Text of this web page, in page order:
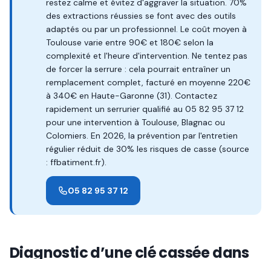
restez calme et évitez d'aggraver la situation. 70%
des extractions réussies se font avec des outils
adaptés ou par un professionnel. Le coût moyen à
Toulouse varie entre 90€ et 180€ selon la
complexité et l'heure d'intervention. Ne tentez pas
de forcer la serrure : cela pourrait entraîner un
remplacement complet, facturé en moyenne 220€
à 340€ en Haute-Garonne (31). Contactez
rapidement un serrurier qualifié au 05 82 95 37 12
pour une intervention à Toulouse, Blagnac ou
Colomiers. En 2026, la prévention par l'entretien
régulier réduit de 30% les risques de casse (source
: ffbatiment.fr).
05 82 95 37 12
Diagnostic d’une clé cassée dans